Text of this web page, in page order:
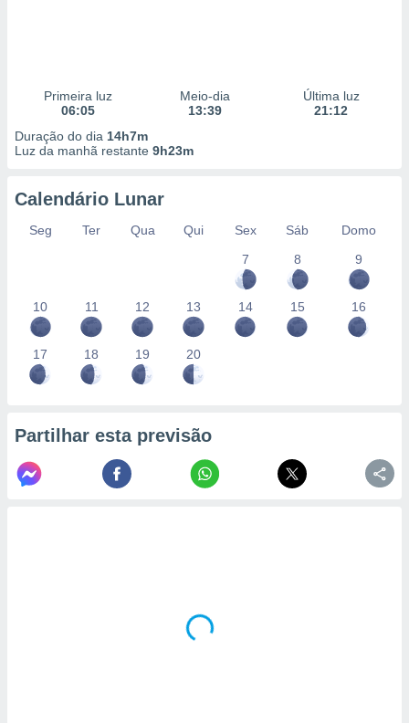
Primeira luz
06:05
Meio-dia
13:39
Última luz
21:12
Duração do dia 14h7m
Luz da manhã restante 9h23m
Calendário Lunar
Seg Ter Qua Qui Sex Sáb
Domo
7
8 9
10 11 12 13 14 15 16
17 18 19 20
Partilhar esta previsão